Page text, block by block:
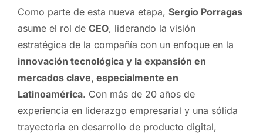
Como parte de esta nueva etapa, Sergio Porragas
asume el rol de CEO, liderando la visión
estratégica de la compañía con un enfoque en la
innovación tecnológica y la expansión en
mercados clave, especialmente en
Latinoamérica. Con más de 20 años de
experiencia en liderazgo empresarial y una sólida
trayectoria en desarrollo de producto digital,